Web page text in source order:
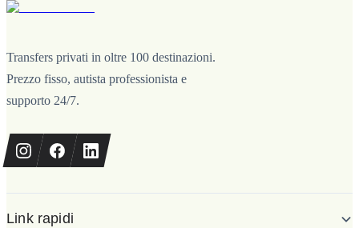
Transfers privati in oltre 100 destinazioni.
Prezzo fisso, autista professionista e
supporto 24/7.
Link rapidi